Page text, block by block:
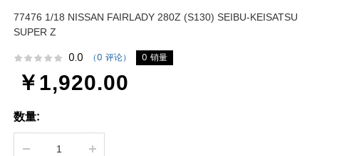
77476 1/18 NISSAN FAIRLADY 280Z (S130) SEIBU-KEISATSU
SUPER Z
0.0 （0 评论） 0 销量
￥1,920.00
数量: